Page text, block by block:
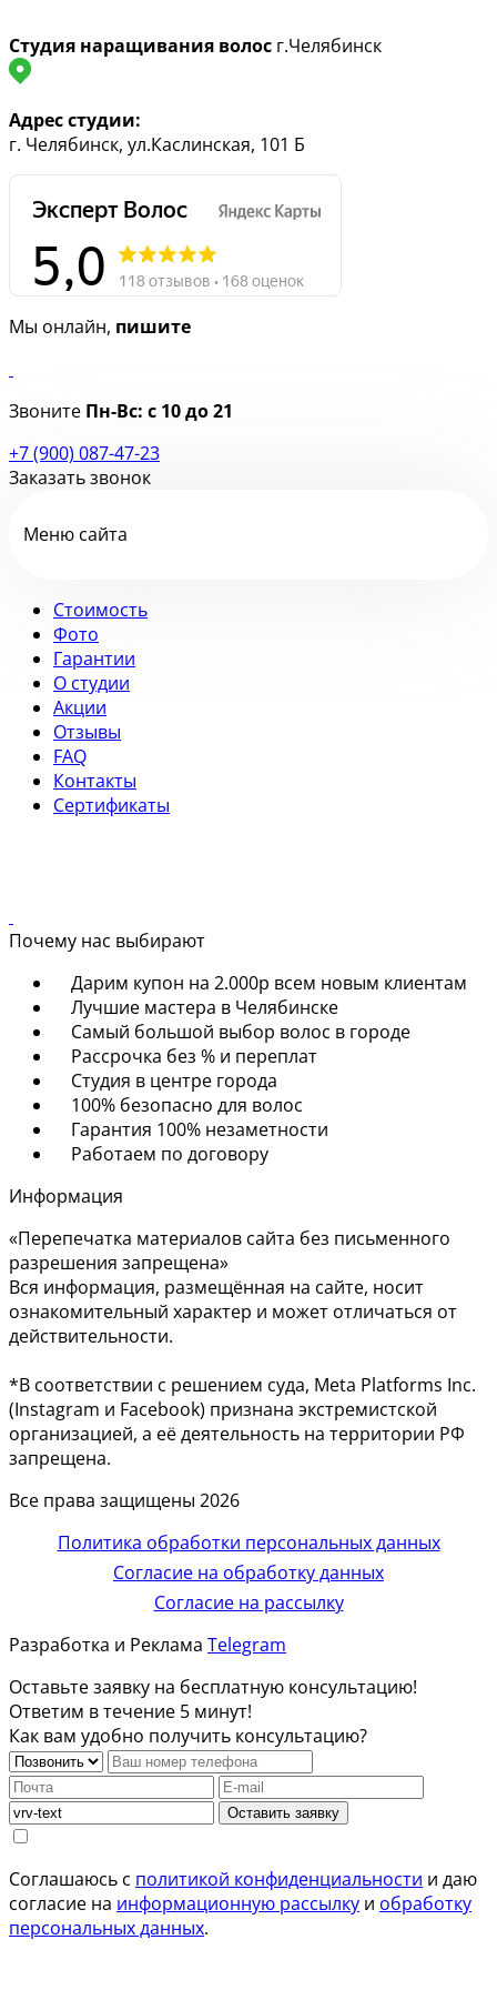
Студия наращивания волос г.Челябинск
Адрес студии:
г. Челябинск, ул.Каслинская, 101 Б
Мы онлайн, пишите
Звоните Пн-Вс: с 10 до 21
+7 (900) 087-47-23
Заказать звонок
Меню сайта
Стоимость
Фото
Гарантии
О студии
Акции
Отзывы
FAQ
Контакты
Сертификаты
Почему нас выбирают
Дарим купон на 2.000р всем новым клиентам
Лучшие мастера в Челябинске
Самый большой выбор волос в городе
Рассрочка без % и переплат
Студия в центре города
100% безопасно для волос
Гарантия 100% незаметности
Работаем по договору
Информация
«Перепечатка материалов сайта без письменного
разрешения запрещена»
Вся информация, размещённая на сайте, носит
ознакомительный характер и может отличаться от
действительности.
*В соответствии с решением суда, Meta Platforms Inc.
(Instagram и Facebook) признана экстремистской
организацией, а её деятельность на территории РФ
запрещена.
Все права защищены 2026
Политика обработки персональных данных
Согласие на обработку данных
Согласие на рассылку
Разработка и Реклама Telegram
Оставьте заявку на бесплатную консультацию!
Ответим в течение 5 минут!
Как вам удобно получить консультацию?
Оставить заявку
Соглашаюсь с политикой конфиденциальности и даю
согласие на информационную рассылку и обработку
персональных данных.